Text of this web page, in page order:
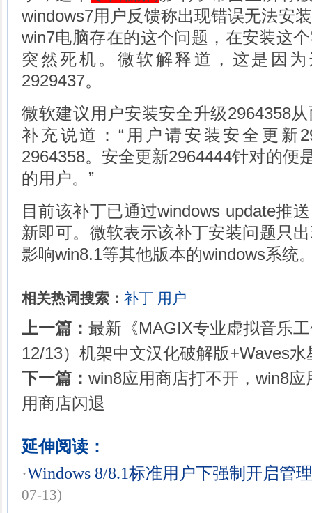
windows7用户反馈称出现错误无法安
win7电脑存在的这个问题，在安装这
突然死机。微软解释道，这是因
2929437。
微软建议用户安装安全升级2964358
补充说道：“用户请安装安全更新
2964358。安全更新2964444针对的便
的用户。”
目前该补丁已通过windows update推
新即可。微软表示该补丁安装问题只
影响win8.1等其他版本的windows系统
相关热词搜索： 补丁 用户
上一篇： 最新《MAGIX专业虚拟音乐
12/13）机架中文汉化破解版+Waves水
下一篇： win8应用商店打不开，win8
用商店闪退
延伸阅读：
·Windows 8/8.1标准用户下强制开启管
07-13)